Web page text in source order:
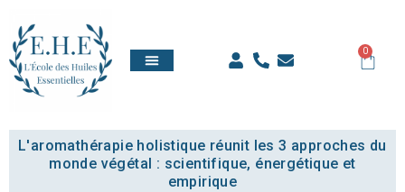
0
L'aromathérapie holistique réunit les 3 approches du
monde végétal : scientifique, énergétique et
empirique